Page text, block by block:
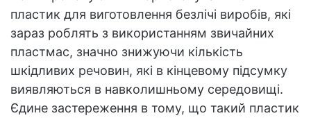
пластик для виготовлення безлічі виробів, які
зараз роблять з використанням звичайних
пластмас, значно знижуючи кількість
шкідливих речовин, які в кінцевому підсумку
виявляються в навколишньому середовищі.
Єдине застереження в тому, що такий пластик